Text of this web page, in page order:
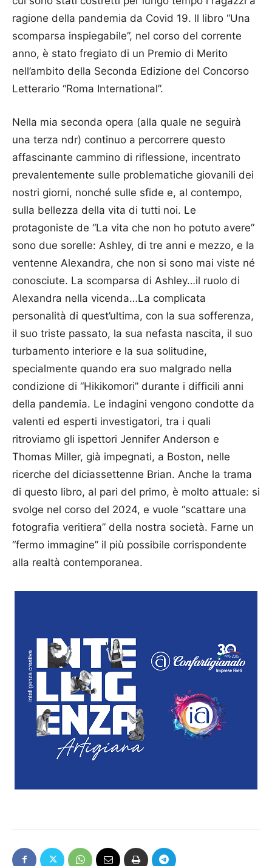
ragione della pandemia da Covid 19. Il libro “Una
scomparsa inspiegabile”, nel corso del corrente
anno, è stato fregiato di un Premio di Merito
nell’ambito della Seconda Edizione del Concorso
Letterario “Roma International”.
Nella mia seconda opera (alla quale ne seguirà
una terza ndr) continuo a percorrere questo
affascinante cammino di riflessione, incentrato
prevalentemente sulle problematiche giovanili dei
nostri giorni, nonché sulle sfide e, al contempo,
sulla bellezza della vita di tutti noi. Le
protagoniste de “La vita che non ho potuto avere”
sono due sorelle: Ashley, di tre anni e mezzo, e la
ventenne Alexandra, che non si sono mai viste né
conosciute. La scomparsa di Ashley…il ruolo di
Alexandra nella vicenda…La complicata
personalità di quest’ultima, con la sua sofferenza,
il suo triste passato, la sua nefasta nascita, il suo
turbamento interiore e la sua solitudine,
specialmente quando era suo malgrado nella
condizione di “Hikikomori” durante i difficili anni
della pandemia. Le indagini vengono condotte da
valenti ed esperti investigatori, tra i quali
ritroviamo gli ispettori Jennifer Anderson e
Thomas Miller, già impegnati, a Boston, nelle
ricerche del diciassettenne Brian. Anche la trama
di questo libro, al pari del primo, è molto attuale: si
svolge nel corso del 2024, e vuole “scattare una
fotografia veritiera” della nostra società. Farne un
“fermo immagine” il più possibile corrispondente
alla realtà contemporanea.